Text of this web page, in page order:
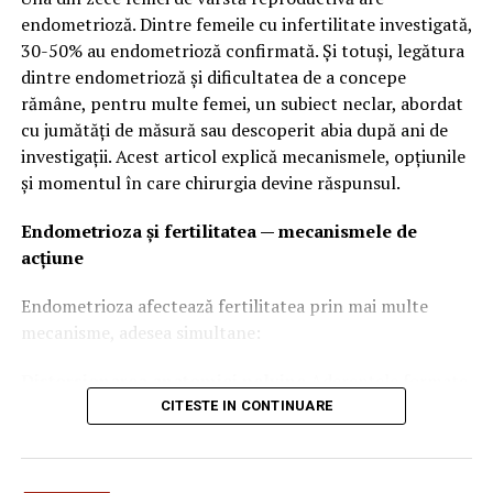
Drumul dintre București și Brașov este unul dintre cele
mai circulate din țară, dar și unul dintre cele mai
frumoase.
Pe traseu poți opri în Sinaia pentru a vizita Castelul
Peleș sau în Bușteni pentru o plimbare la poalele
munților. Chiar dacă în sezonul de vacanță poate fi
un weekend.
impresionante drumuri montane
spectaculoși și curbe care transformă fiecare kilometru
într-o experiență aparte.
endometrioză. Dintre femeile cu infertilitate investigată,
30-50% au endometrioză confirmată. Și totuși, legătura
dintre endometrioză și dificultatea de a concepe
rămâne, pentru multe femei, un subiect neclar, abordat
cu jumătăți de măsură sau descoperit abia după ani de
investigații. Acest articol explică mecanismele, opțiunile
și momentul în care chirurgia devine răspunsul.
Endometrioza și fertilitatea — mecanismele de
acțiune
Endometrioza afectează fertilitatea prin mai multe
mecanisme, adesea simultane:
de leziunile de endometrioză pot lipi ovarele de uter sau
trompele uterine, pot fixa uterul în retroversie.
Rezultatul: ovulul nu mai poate fi captat normal de
CITESTE IN CONTINUARE